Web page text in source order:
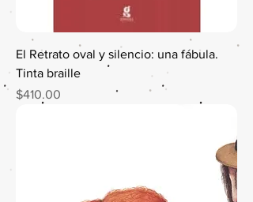
El Retrato oval y silencio: una fábula.
Tinta braille
Precio
$410.00